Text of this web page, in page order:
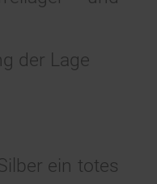
der Lage
ein totes